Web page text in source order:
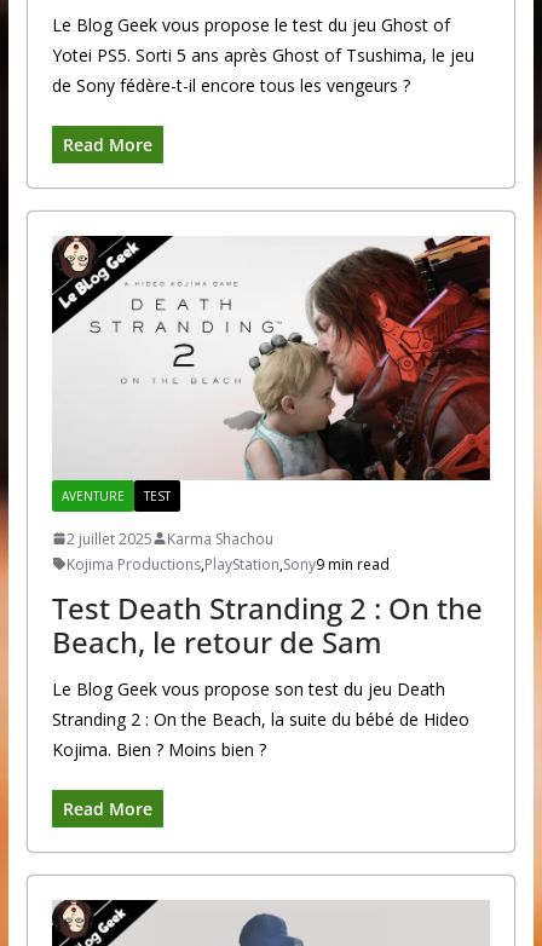
Le Blog Geek vous propose le test du jeu Ghost of
Yotei PS5. Sorti 5 ans après Ghost of Tsushima, le jeu
de Sony fédère-t-il encore tous les vengeurs ?
Read More
AVENTURE TEST
2 juillet 2025
Karma Shachou
Kojima Productions,PlayStation,Sony9 min read
Test Death Stranding 2 : On the
Beach, le retour de Sam
Le Blog Geek vous propose son test du jeu Death
Stranding 2 : On the Beach, la suite du bébé de Hideo
Kojima. Bien ? Moins bien ?
Read More